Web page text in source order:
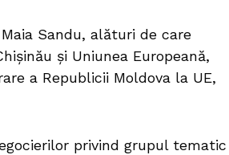
Sandu, alături de care
și Uniunea Europeană,
a Republicii Moldova la UE,
privind grupul tematic